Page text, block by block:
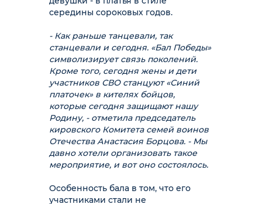
середины сороковых годов.
- Как раньше танцевали, так
станцевали и сегодня. «Бал Победы»
символизирует связь поколений.
Кроме того, сегодня жены и дети
участников СВО станцуют «Синий
платочек» в кителях бойцов,
которые сегодня защищают нашу
Родину, - отметила председатель
кировского Комитета семей воинов
Отечества Анастасия Борцова. - Мы
давно хотели организовать такое
мероприятие, и вот оно состоялось.
Особенность бала в том, что его
участниками стали не